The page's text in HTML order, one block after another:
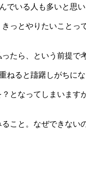
いる人も多いと思い
っとやりたいこと
たら、という前提で
ると躊躇しがちにな
となってしまいま
こと。なぜできな